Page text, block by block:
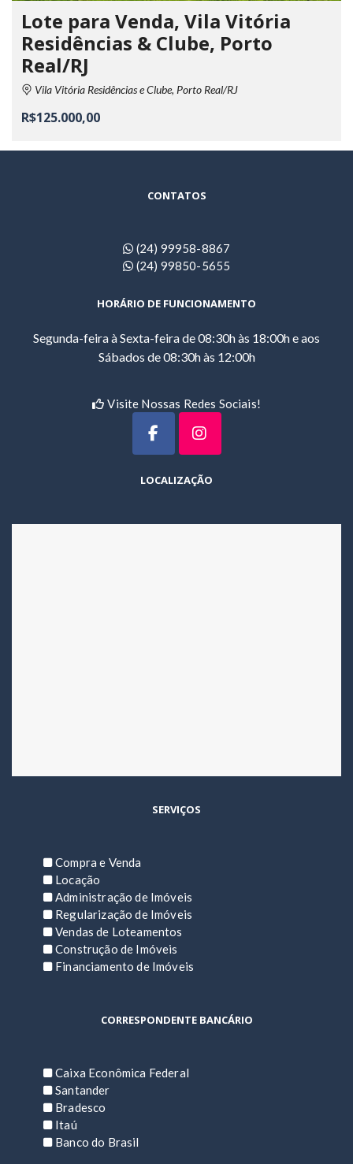
Lote para Venda, Vila Vitória
Residências & Clube, Porto
Real/RJ
Vila Vitória Residências e Clube, Porto Real/RJ
R$125.000,00
CONTATOS
(24) 99958-8867
(24) 99850-5655
HORÁRIO DE FUNCIONAMENTO
Segunda-feira à Sexta-feira de 08:30h às 18:00h e aos
Sábados de 08:30h às 12:00h
Visite Nossas Redes Sociais!
LOCALIZAÇÃO
SERVIÇOS
Compra e Venda
Locação
Administração de Imóveis
Regularização de Imóveis
Vendas de Loteamentos
Construção de Imóveis
Financiamento de Imóveis
CORRESPONDENTE BANCÁRIO
Caixa Econômica Federal
Santander
Bradesco
Itaú
Banco do Brasil